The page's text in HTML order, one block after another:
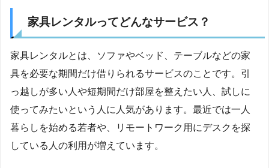
家具レンタルってどんなサービス？
家具レンタルとは、ソファやベッド、テーブルなどの家
具を必要な期間だけ借りられるサービスのことです。引
っ越しが多い人や短期間だけ部屋を整えたい人、試しに
使ってみたいという人に人気があります。最近では一人
暮らしを始める若者や、リモートワーク用にデスクを探
している人の利用が増えています。